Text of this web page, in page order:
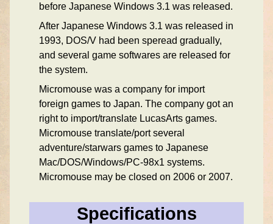
before Japanese Windows 3.1 was released.
After Japanese Windows 3.1 was released in
1993, DOS/V had been speread gradually,
and several game softwares are released for
the system.
Micromouse was a company for import
foreign games to Japan. The company got an
right to import/translate LucasArts games.
Micromouse translate/port several
adventure/starwars games to Japanese
Mac/DOS/Windows/PC-98x1 systems.
Micromouse may be closed on 2006 or 2007.
Specifications